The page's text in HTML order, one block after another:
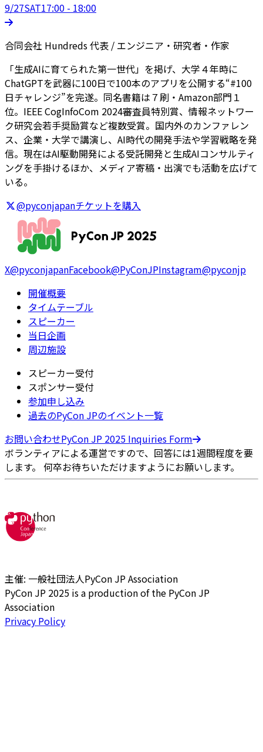
9/27SAT17:00 - 18:00
合同会社 Hundreds 代表 / エンジニア・研究者・作家
「生成AIに育てられた第一世代」を掲げ、大学４年時に
ChatGPTを武器に100日で100本のアプリを公開する“#100
日チャレンジ”を完遂。同名書籍は７刷・Amazon部門１
位。IEEE CogInfoCom 2024審査員特別賞、情報ネットワー
ク研究会若手奨励賞など複数受賞。国内外のカンファレン
ス、企業・大学で講演し、AI時代の開発手法や学習戦略を発
信。現在はAI駆動開発による受託開発と生成AIコンサルティ
ングを手掛けるほか、メディア寄稿・出演でも活動を広げて
いる。
@pyconjapanチケットを購入
X@pyconjapanFacebook@PyConJPInstagram@pyconjp
開催概要
タイムテーブル
スピーカー
当日企画
周辺施設
スピーカー受付
スポンサー受付
参加申し込み
過去のPyCon JPのイベント一覧
お問い合わせPyCon JP 2025 Inquiries Form
ボランティアによる運営ですので、回答には1週間程度を要
します。 何卒お待ちいただけますようにお願いします。
主催: 一般社団法人PyCon JP Association
PyCon JP 2025 is a production of the PyCon JP
Association
Privacy Policy